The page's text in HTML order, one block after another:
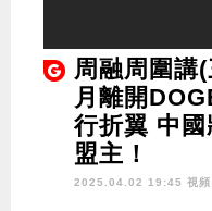
周融周圍講
月離開
行折翼 中
盟主！
2025.04.02 19:45 視頻